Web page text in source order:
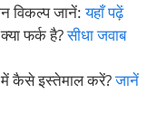
विकल्प जानें:यहाँ पढ़ें
फर्क है?सीधा जवाब
कैसे इस्तेमाल करें?जानें